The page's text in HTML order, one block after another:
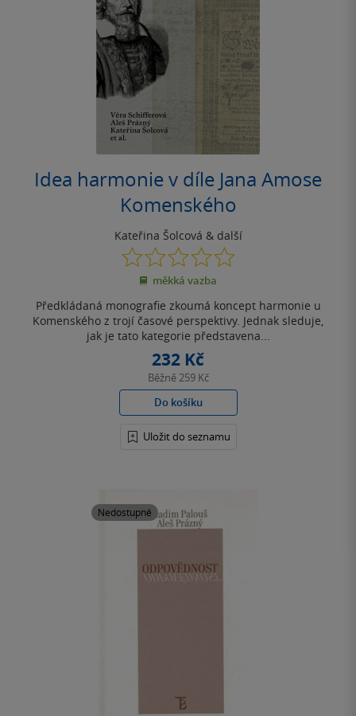
Idea harmonie v díle Jana Amose
Komenského
Kateřina Šolcová & další
0.0
z
5
měkká vazba
Předkládaná monografie zkoumá koncept harmonie u
Komenského z trojí časové perspektivy. Jednak sleduje,
jak je tato kategorie představena...
232 Kč
Běžně259 Kč
Do košíku
Uložit do seznamu
Nedostupné